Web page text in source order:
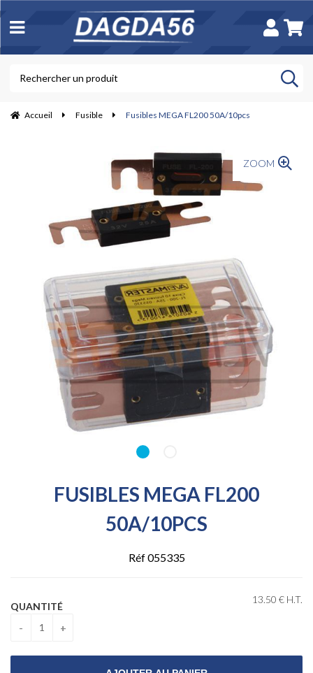
Accueil Fusible Fusibles MEGA FL200 50A/10pcs
ZOOM
FUSIBLES MEGA FL200
50A/10PCS
Réf 055335
13.50 € H.T.
QUANTITÉ